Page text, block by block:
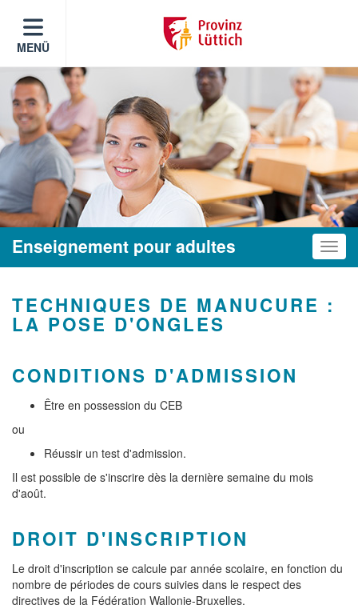
MENÜ
Enseignement pour adultes
TECHNIQUES DE MANUCURE :
LA POSE D'ONGLES
CONDITIONS D'ADMISSION
Être en possession du CEB
ou
Réussir un test d'admission.
Il est possible de s'inscrire dès la dernière semaine du mois
d'août.
DROIT D'INSCRIPTION
Le droit d'inscription se calcule par année scolaire, en fonction du
nombre de périodes de cours suivies dans le respect des
directives de la Fédération Wallonie-Bruxelles.